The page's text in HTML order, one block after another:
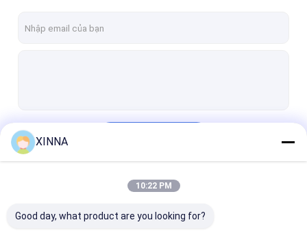
Màn PEV
Bạch cầu PP
Danh Mục Của Chúng Tôi
XINNA
10:22 PM
Good day, what product are you looking for?